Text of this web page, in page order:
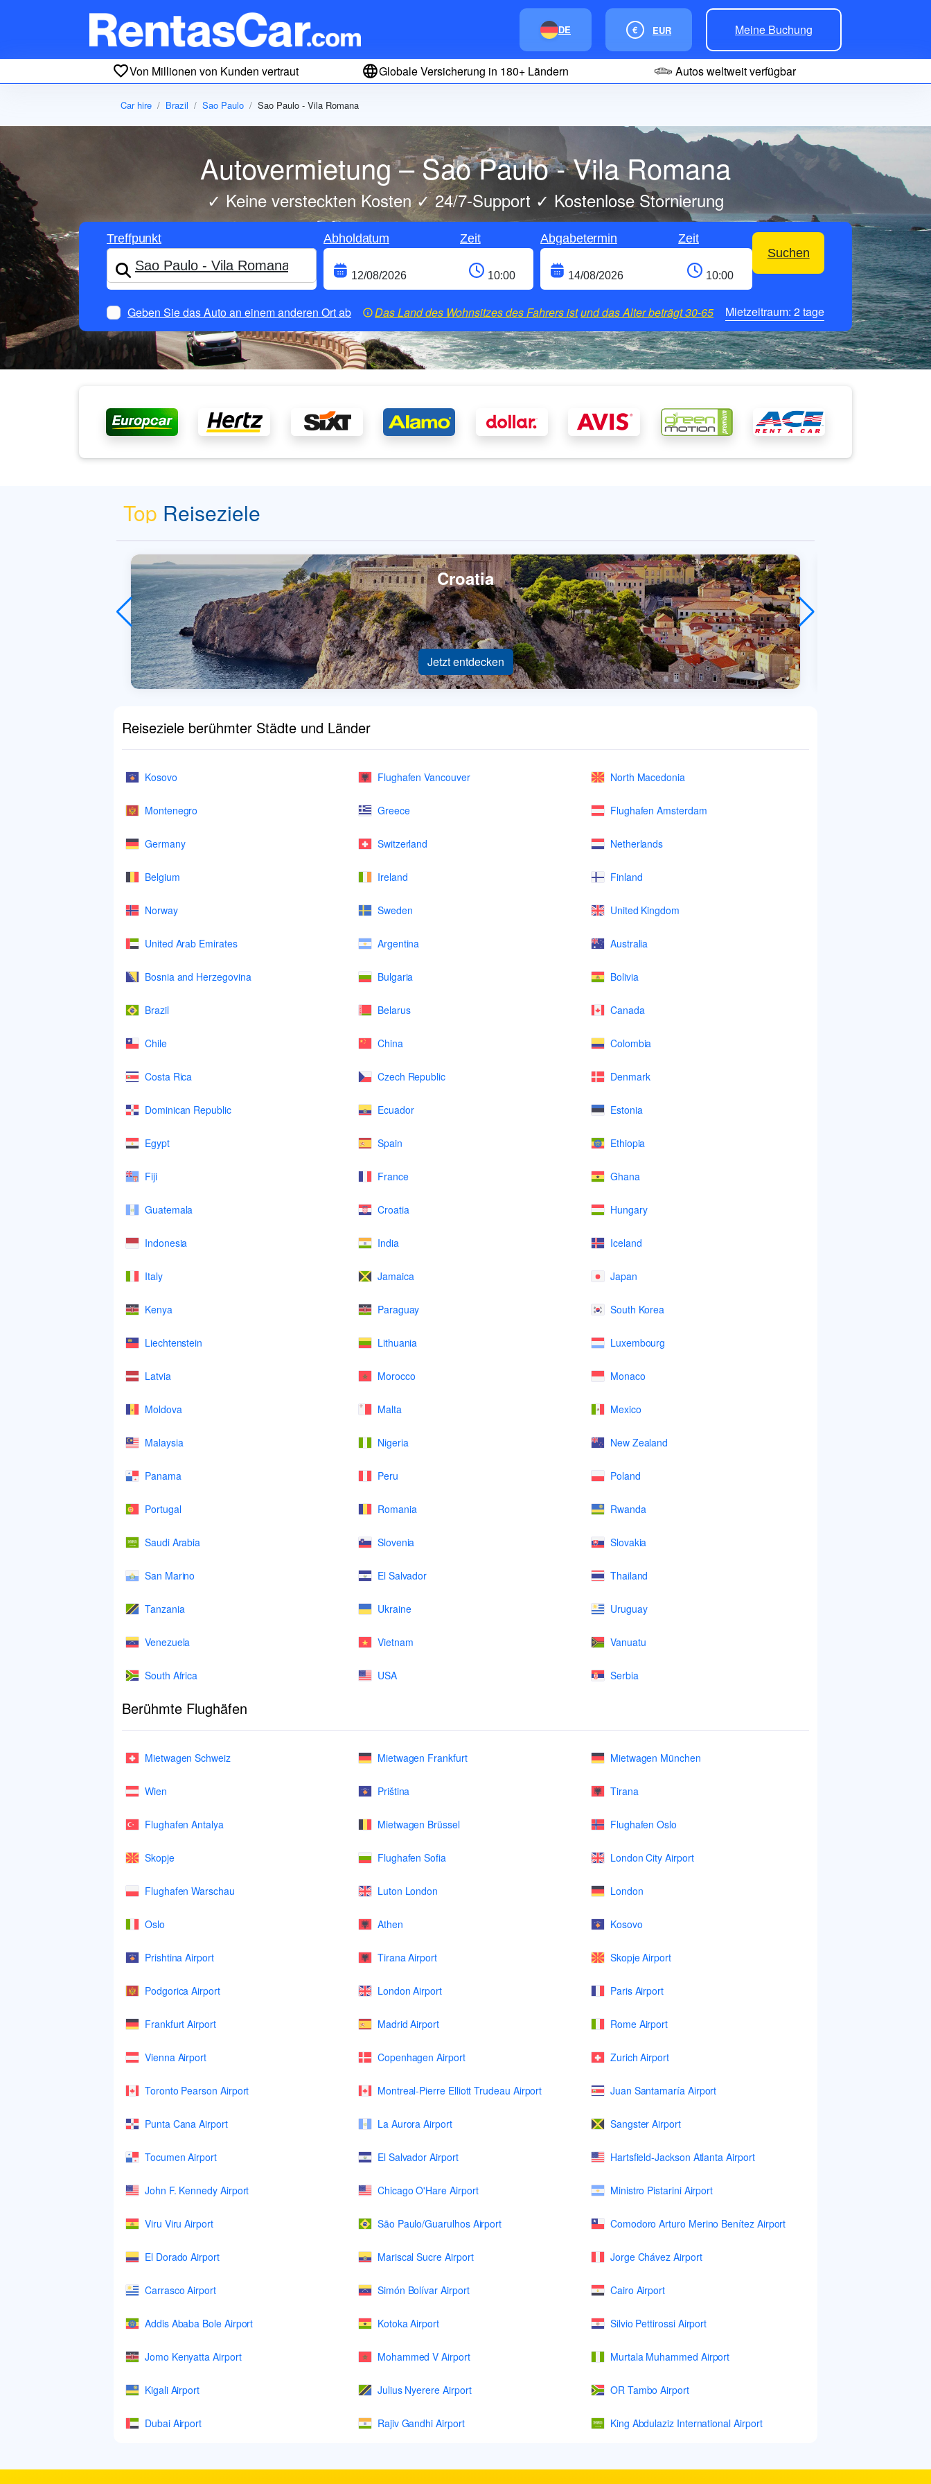
DE € EUR Meine Buchung
Von Millionen von Kunden vertraut Globale Versicherung in 180+ Ländern Autos weltweit verfügbar
Car hire Brazil Sao Paulo Sao Paulo - Vila Romana
Autovermietung – Sao Paulo - Vila Romana
✓ Keine versteckten Kosten ✓ 24/7-Support ✓ Kostenlose Stornierung
Treffpunkt Abholdatum Zeit Abgabetermin
Zeit
Suchen
Geben Sie das Auto an einem anderen Ort ab Das Land des Wohnsitzes des Fahrers istund das Alter beträgt30-65 Mietzeitraum: 2tage
Top Reiseziele
Croatia
Jetzt entdecken
Reiseziele berühmter Städte und Länder
Kosovo Flughafen Vancouver North Macedonia
Montenegro Greece Flughafen Amsterdam
Germany Switzerland Netherlands
Belgium Ireland Finland
Norway Sweden United Kingdom
United Arab Emirates Argentina Australia
Bosnia and Herzegovina Bulgaria Bolivia
Brazil Belarus Canada
Chile China Colombia
Costa Rica Czech Republic Denmark
Dominican Republic Ecuador Estonia
Egypt Spain Ethiopia
Fiji France Ghana
Guatemala Croatia Hungary
Indonesia India Iceland
Italy Jamaica Japan
Kenya Paraguay South Korea
Liechtenstein Lithuania Luxembourg
Latvia Morocco Monaco
Moldova Malta Mexico
Malaysia Nigeria New Zealand
Panama Peru Poland
Portugal Romania Rwanda
Saudi Arabia Slovenia Slovakia
San Marino El Salvador Thailand
Tanzania Ukraine Uruguay
Venezuela Vietnam Vanuatu
South Africa USA Serbia
Berühmte Flughäfen
Mietwagen Schweiz Mietwagen Frankfurt Mietwagen München
Wien Priština Tirana
Flughafen Antalya Mietwagen Brüssel Flughafen Oslo
Skopje Flughafen Sofia London City Airport
Flughafen Warschau Luton London London
Oslo Athen Kosovo
Prishtina Airport Tirana Airport Skopje Airport
Podgorica Airport London Airport Paris Airport
Frankfurt Airport Madrid Airport Rome Airport
Vienna Airport Copenhagen Airport Zurich Airport
Toronto Pearson Airport Montreal-Pierre Elliott Trudeau Airport Juan Santamaría Airport
Punta Cana Airport La Aurora Airport Sangster Airport
Tocumen Airport El Salvador Airport Hartsfield-Jackson Atlanta Airport
John F. Kennedy Airport Chicago O'Hare Airport Ministro Pistarini Airport
Viru Viru Airport São Paulo/Guarulhos Airport Comodoro Arturo Merino Benítez Airport
El Dorado Airport Mariscal Sucre Airport Jorge Chávez Airport
Carrasco Airport Simón Bolívar Airport Cairo Airport
Addis Ababa Bole Airport Kotoka Airport Silvio Pettirossi Airport
Jomo Kenyatta Airport Mohammed V Airport Murtala Muhammed Airport
Kigali Airport Julius Nyerere Airport OR Tambo Airport
Dubai Airport Rajiv Gandhi Airport King Abdulaziz International Airport